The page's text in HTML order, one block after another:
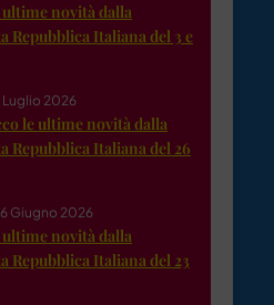
novità dalla
Repubblica Italiana del 3 e
Luglio 2026
le ultime novità dalla
Repubblica Italiana del 26
Giugno 2026
novità dalla
Repubblica Italiana del 23